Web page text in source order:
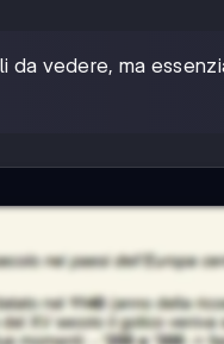
da vedere, ma